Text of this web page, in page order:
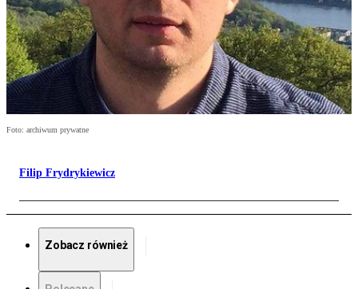
Foto: archiwum prywatne
Filip Frydrykiewicz
Zobacz również